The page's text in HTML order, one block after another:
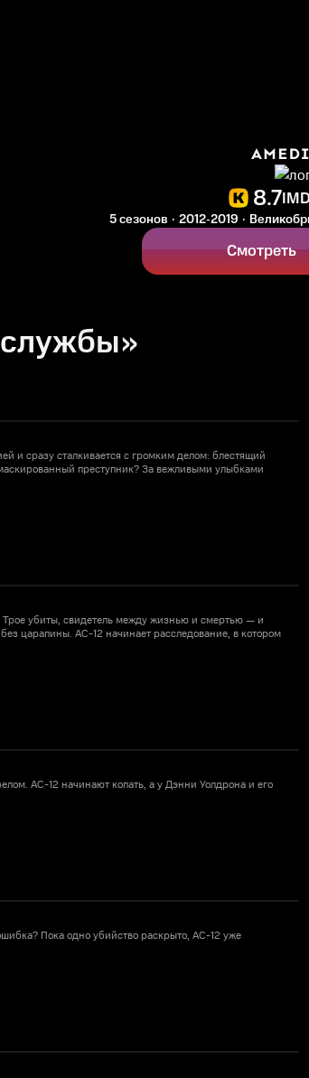
8.7
5 сезонов 2012‑2019
Смотреть
и сразу сталкивается с громким делом: блестящий
преступник? За вежливыми улыбками
Трое убиты, свидетель между жизнью и смертью — и
царапины. AC-12 начинает расследование, в котором
AC-12 начинают копать, а у Дэнни Уолдрона и его
Пока одно убийство раскрыто, AC-12 уже